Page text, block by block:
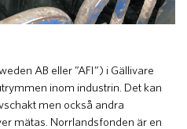
AB eller ”AFI”) i Gällivare
inom industrin. Det kan
men också andra
mätas. Norrlandsfonden är en